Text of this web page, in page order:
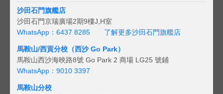
沙田石門旗艦店
沙田石門京瑞廣場2期9樓J,H室
WhatsApp：6437 8285
了解更多沙田石門旗艦店
馬鞍山/西貢分校（西沙 Go Park）
馬鞍山西沙海映路8號 Go Park 2 商場 LG25 號鋪
WhatsApp：9010 3397
馬鞍山分校